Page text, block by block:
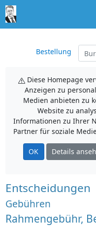
Bestellung
Diese Homepage
Anzeigen zu
Medien anbieten zu
Website zu
Informationen zu Ihrer
Partner für soziale
OK Details
Entscheidungen
Gebühren
Rahmengebühr,